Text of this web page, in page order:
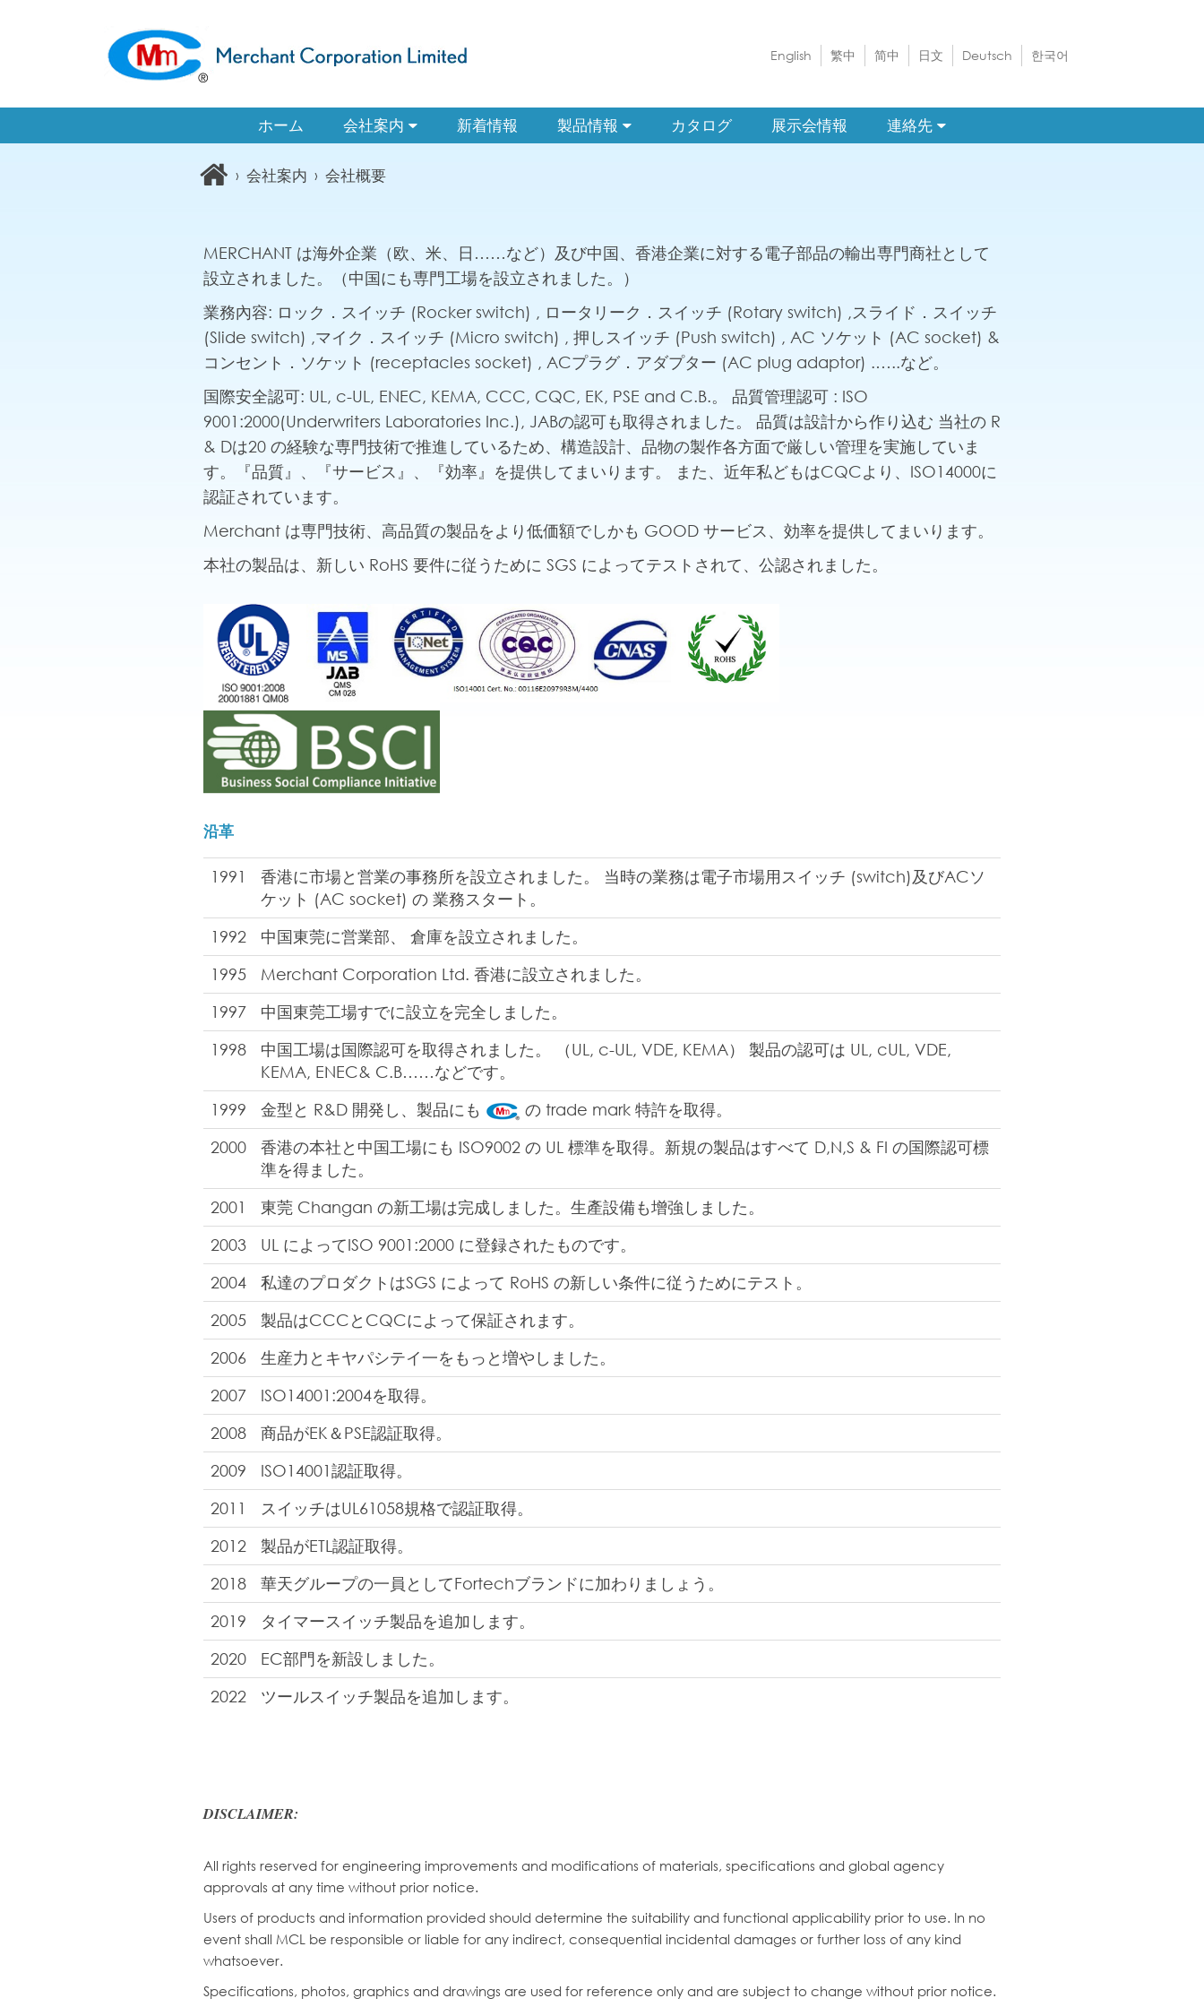
English 繁中 简中 日文 Deutsch 한국어
ホーム 会社案内 新着情報 製品情報 カタログ 展示会情報 連絡先
› 会社案内 › 会社概要
MERCHANT は海外企業（欧、米、日……など）及び中国、香港企業に対する電子部品の輸出専門商社として
設立されました。（中国にも専門工場を設立されました。）
業務內容: ロック．スイッチ (Rocker switch) , ロータリーク．スイッチ (Rotary switch) ,スライド．スイッチ
(Slide switch) ,マイク．スイッチ (Micro switch) , 押しスイッチ (Push switch) , AC ソケット (AC socket) &
コンセント．ソケット (receptacles socket) , ACプラグ．アダプター (AC plug adaptor) .…..など。
国際安全認可: UL, c-UL, ENEC, KEMA, CCC, CQC, EK, PSE and C.B.。 品質管理認可 : ISO
9001:2000(Underwriters Laboratories Inc.), JABの認可も取得されました。 品質は設計から作り込む 当社の R
& Dは20 の経験な専門技術で推進しているため、構造設計、品物の製作各方面で厳しい管理を実施していま
す。『品質』、『サービス』、『効率』を提供してまいります。 また、近年私どもはCQCより、ISO14000に
認証されています。
Merchant は専門技術、高品質の製品をより低価額でしかも GOOD サービス、効率を提供してまいります。
本社の製品は、新しい RoHS 要件に従うために SGS によってテストされて、公認されました。
沿革
1991
香港に市場と営業の事務所を設立されました。 当時の業務は電子市場用スイッチ (switch)及びACソ
ケット (AC socket) の 業務スタート。
1992
中国東莞に営業部、 倉庫を設立されました。
1995
Merchant Corporation Ltd. 香港に設立されました。
1997
中国東莞工場すでに設立を完全しました。
1998
中国工場は国際認可を取得されました。 （UL, c-UL, VDE, KEMA） 製品の認可は UL, cUL, VDE,
KEMA, ENEC& C.B……などです。
1999
金型と R&D 開発し、製品にも
の trade mark 特許を取得。
2000
香港の本社と中国工場にも ISO9002 の UL 標準を取得。新規の製品はすべて D,N,S & FI の国際認可標
準を得ました。
2001
東莞 Changan の新工場は完成しました。生產設備も增強しました。
2003
UL によってISO 9001:2000 に登録されたものです。
2004
私達のプロダクトはSGS によって RoHS の新しい条件に従うためにテスト。
2005
製品はCCCとCQCによって保証されます。
2006
生産力とキヤパシテイ一をもっと増やしました。
2007
ISO14001:2004を取得。
2008
商品がEK＆PSE認証取得。
2009
ISO14001認証取得。
2011
スイッチはUL61058規格で認証取得。
2012
製品がETL認証取得。
2018
華天グループの一員としてFortechブランドに加わりましょう。
2019
タイマースイッチ製品を追加します。
2020
EC部門を新設しました。
2022
ツールスイッチ製品を追加します。
DISCLAIMER:
All rights reserved for engineering improvements and modifications of materials, specifications and global agency
approvals at any time without prior notice.
Users of products and information provided should determine the suitability and functional applicability prior to use. In no
event shall MCL be responsible or liable for any indirect, consequential incidental damages or further loss of any kind
whatsoever.
Specifications, photos, graphics and drawings are used for reference only and are subject to change without prior notice.